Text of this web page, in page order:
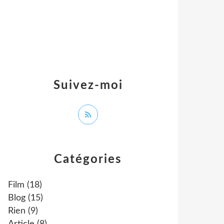
Catégories
Film (18)
Blog (15)
Rien (9)
Suivez-moi